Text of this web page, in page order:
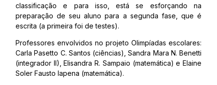
classificação e para isso, está se esforçando na
preparação de seu aluno para a segunda fase, que é
escrita (a primeira foi de testes).
Professores envolvidos no projeto Olimpíadas escolares:
Carla Pasetto C. Santos (ciências), Sandra Mara N. Benetti
(integrador II), Elisandra R. Sampaio (matemática) e Elaine
Soler Fausto lapena (matemática).